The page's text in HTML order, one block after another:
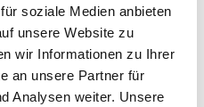
soziale Medien anbieten
unsere Website zu
wir Informationen zu Ihrer
an unsere Partner für
Analysen weiter. Unsere